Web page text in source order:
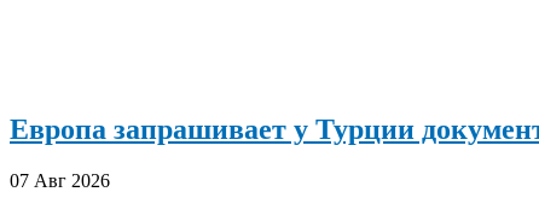
Европа запрашивает у Турции
07 Авг 2026